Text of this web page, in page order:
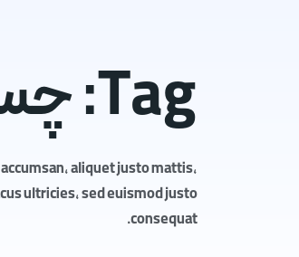
Tag: چسب خودرویی
aliquet justo mattis,
ultricies, sed euismod justo
consequat.